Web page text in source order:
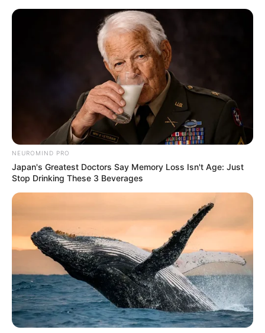
Caminho de Mesa de Juta –
Descubra como Fazer
NEUROMIND PRO
Japan's Greatest Doctors Say Memory Loss Isn't Age: Just
Stop Drinking These 3 Beverages